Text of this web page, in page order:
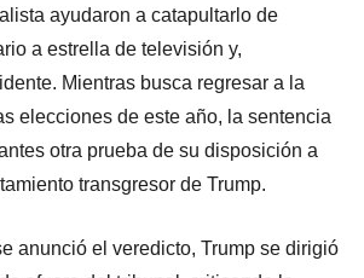
ayudaron a catapultarlo de
a estrella de televisión y,
Mientras busca regresar a la
elecciones de este año, la sentencia
otra prueba de su disposición a
transgresor de Trump.
anunció el veredicto, Trump se dirigió